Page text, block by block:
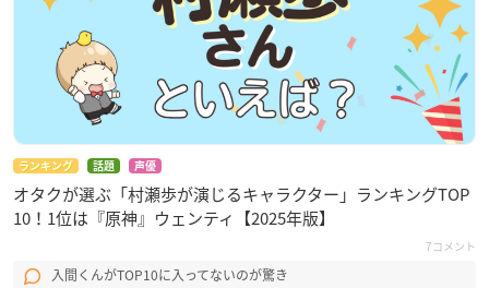
ランキング 話題 声優
オタクが選ぶ「村瀬歩が演じるキャラクター」ランキングTOP
10！1位は『原神』ウェンティ【2025年版】
7コメント
入間くんがTOP10に入ってないのが驚き